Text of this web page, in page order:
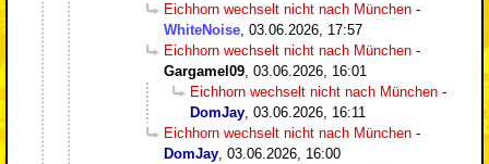
Eichhorn wechselt nicht nach München -
WhiteNoise, 03.06.2026, 17:57
Eichhorn wechselt nicht nach München -
Gargamel09, 03.06.2026, 16:01
Eichhorn wechselt nicht nach München -
DomJay, 03.06.2026, 16:11
Eichhorn wechselt nicht nach München -
DomJay, 03.06.2026, 16:00